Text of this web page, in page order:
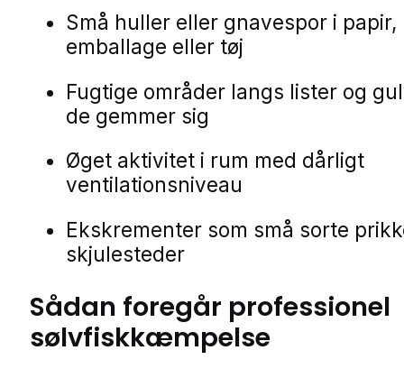
Små huller eller gnavespor i papir,
emballage eller tøj
Fugtige områder langs lister og
de gemmer sig
Øget aktivitet i rum med dårligt
ventilationsniveau
Ekskrementer som små sorte
skjulesteder
Sådan foregår professionel
sølvfiskkæmpelse